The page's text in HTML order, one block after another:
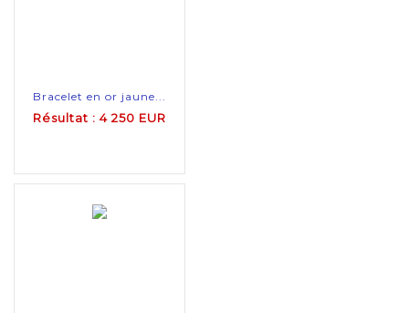
Bracelet en or jaune...
Résultat : 4 250 EUR